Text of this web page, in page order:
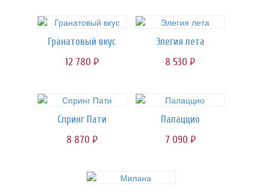
Гранатовый вкус
12 780 руб.
Элегия лета
8 530 руб.
Спринг Пати
8 870 руб.
Палаццио
7 090 руб.